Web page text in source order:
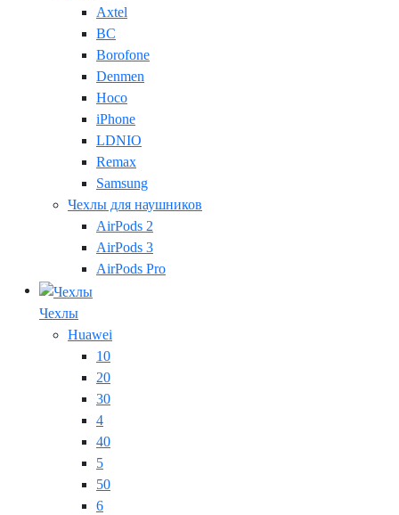
Axtel
BC
Borofone
Denmen
Hoco
iPhone
LDNIO
Remax
Samsung
Чехлы для наушников
AirPods 2
AirPods 3
AirPods Pro
Чехлы
Huawei
10
20
30
4
40
5
50
6